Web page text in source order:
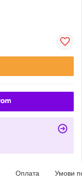
Оплата Умови